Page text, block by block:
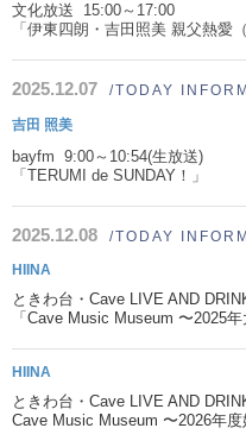
文化放送 15:00～17:00
「伊東四朗・吉田照美 親父熱愛
2025.12.07 /TODAY
吉田 照美
bayfm 9:00～10:54(生放送)
「TERUMI de SUNDAY！」
2025.12.08
/TODAY
HIINA
ときわ台・Cave LIVE AND
「Cave Music Museum 〜2025
HIINA
ときわ台・Cave LIVE AND
Cave Music Museum 〜2026年